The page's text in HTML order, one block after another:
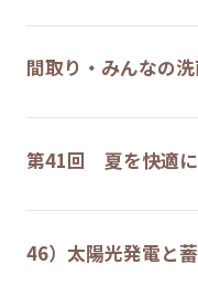
間取り・みんなの
第41回 夏を快適
46）太陽光発電と